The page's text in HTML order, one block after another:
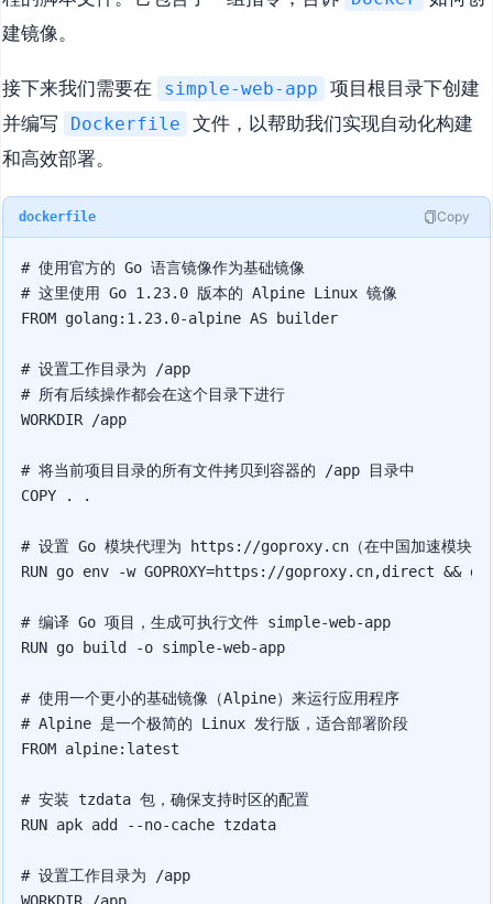
建镜像。
接下来我们需要在 simple-web-app
项目根目录下创建
并编写
Dockerfile
文件，以帮助我们实现自动化构建
和高效部署。
dockerfile Copy
# 使用官方的 Go 语言镜像作为基础镜像
# 这里使用 Go 1.23.0 版本的 Alpine Linux 镜像
FROM golang:1.23.0-alpine AS builder
# 设置工作目录为 /app
# 所有后续操作都会在这个目录下进行
WORKDIR /app
# 将当前项目目录的所有文件拷贝到容器的 /app 目录中
COPY . .
# 设置 Go 模块代理为 https://goproxy.cn（在中国加速模块下
RUN go env -w GOPROXY=https://goproxy.cn,direct && go
# 编译 Go 项目，生成可执行文件 simple-web-app
RUN go build -o simple-web-app
# 使用一个更小的基础镜像（Alpine）来运行应用程序
# Alpine 是一个极简的 Linux 发行版，适合部署阶段
FROM alpine:latest
# 安装 tzdata 包，确保支持时区的配置
RUN apk add --no-cache tzdata
# 设置工作目录为 /app
WORKDIR /app